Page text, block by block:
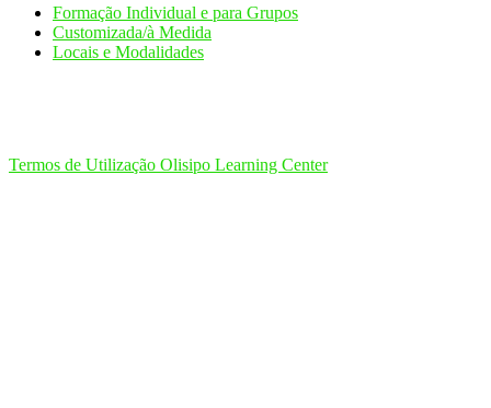
Formação Individual e para Grupos
Customizada/à Medida
Locais e Modalidades
Termos de Utilização Olisipo Learning Center